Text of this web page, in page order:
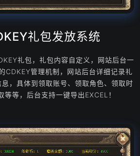
礼包发放系统
礼包，礼包内容自定义，网站后台一
CDKEY管理机制，网站后台详细记录礼
，具体到领取账号、领取角色、领取时
等等，后台支持一键导出EXCEL！